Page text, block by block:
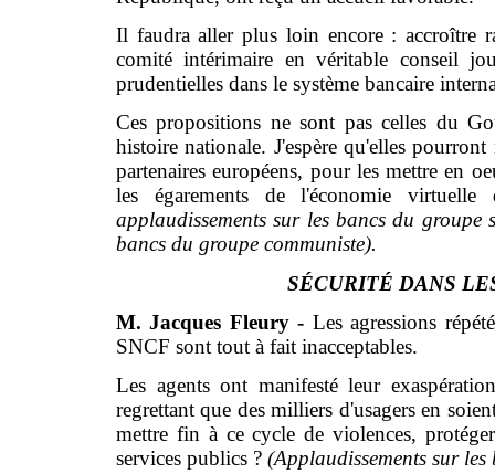
Il faudra aller plus loin encore : accroître
comité intérimaire en véritable conseil
prudentielles dans le système bancaire
Ces propositions ne sont pas celles du
histoire nationale. J'espère qu'elles
partenaires européens, pour les mettre en
les égarements de l'économie
applaudissements sur les bancs du
bancs du groupe communiste).
SÉCURITÉ DANS
M. Jacques Fleury - Les agressions
SNCF sont tout à fait inacceptables.
Les agents ont manifesté leur
regrettant que des milliers d'usagers en
mettre fin à ce cycle de violences,
services publics ? (Applaudissements sur